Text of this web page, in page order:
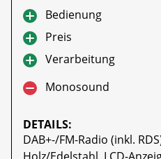
Bedienung
Preis
Verarbeitung
Monosound
DETAILS:
DAB+-/FM-Radio (inkl.